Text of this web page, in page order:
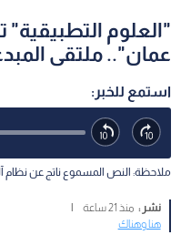
"العلوم التطبيقية"
عمان".. ملتقى
استمع للخبر:
ملاحظة: النص المسموع ناتج عن نظام
نشر : منذ 21 ساعة
|
هنا وهناك